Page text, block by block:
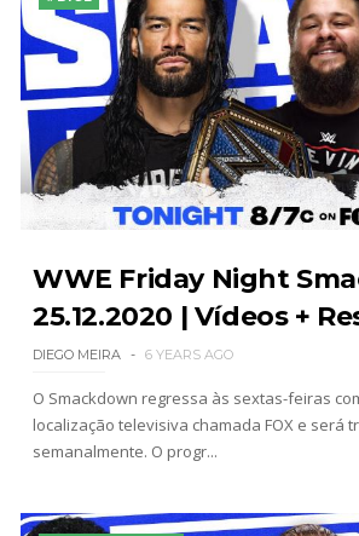
WWE Friday Night
25.12.2020 | Vídeos +
DIEGO MEIRA 6 YEARS AGO
O Smackdown regressa às sextas-feiras
localização televisiva chamada FOX e será
semanalmente. O progr...